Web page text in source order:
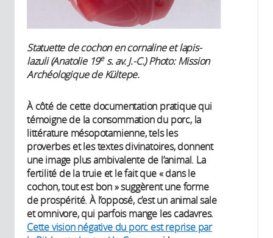
Statuette de cochon en cornaline et lapis-
lazuli (Anatolie 19es. av. J.-C.) Photo: Mission
Archéologique de Kültepe.
À côté de cette documentation pratique qui
témoigne de la consommation du porc, la
littérature mésopotamienne, tels les
proverbes et les textes divinatoires, donnent
une image plus ambivalente de l’animal. La
fertilité de la truie et le fait que « dans le
cochon, tout est bon » suggèrent une forme
de prospérité. À l’opposé, c’est un animal sale
et omnivore, qui parfois mange les cadavres.
Cette vision négative du porc est reprise par